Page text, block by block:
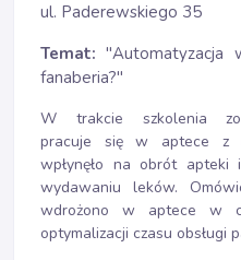
ul. Paderewskiego 35
Temat: "Automatyzacja
fanaberia?"
W trakcie szkolenia
pracuje się w aptece z
wpłynęło na obrót apteki
wydawaniu leków.
wdrożono w aptece w
optymalizacji czasu obsługi